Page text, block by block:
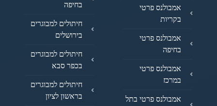
אמבולנס פרטי
בקריות
אמבולנס פרטי
בחיפה
אמבולנס פרטי
במרכז
אמבולנס פרטי בתל
בחיפה
חיתולים למבוגרים
בירושלים
חיתולים למבוגרים
בכפר סבא
חיתולים למבוגרים
בראשון לציון